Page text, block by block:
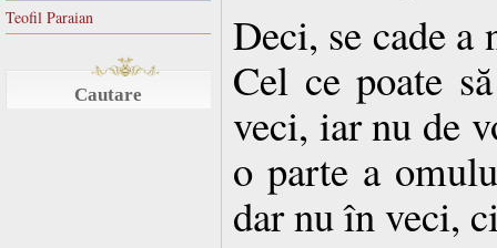
Teofil Paraian
Cautare
Deci, se cade a
Cel ce poate
veci, iar nu de
o parte a
dar nu în veci,